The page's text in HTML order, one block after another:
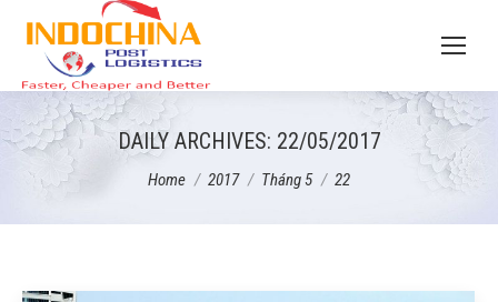
DAILY ARCHIVES: 22/05/2017
You are here:
Home 2017 Tháng 5 22